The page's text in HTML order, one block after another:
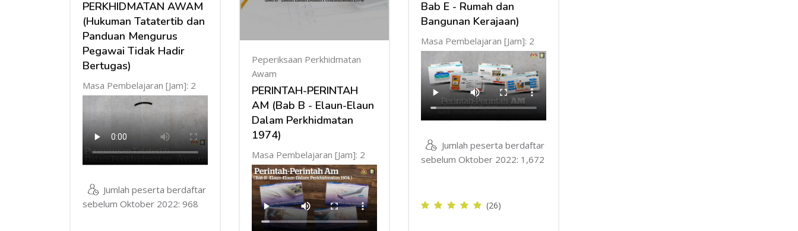
PERKHIDMATAN AWAM
(Hukuman Tatatertib dan
Panduan Mengurus
Pegawai Tidak Hadir
Bertugas)
Masa Pembelajaran [Jam]: 2
Jumlah peserta berdaftar
sebelum Oktober 2022: 968
Peperiksaan Perkhidmatan
Awam
PERINTAH-PERINTAH
AM (Bab B - Elaun-Elaun
Dalam Perkhidmatan
1974)
Masa Pembelajaran [Jam]: 2
Bab E - Rumah dan
Bangunan Kerajaan)
Masa Pembelajaran [Jam]: 2
Jumlah peserta berdaftar
sebelum Oktober 2022: 1,672
(26)